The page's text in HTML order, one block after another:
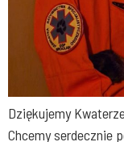
Dziękujemy
Chcemy serdecznie